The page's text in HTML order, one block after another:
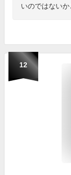
いのではないか
12